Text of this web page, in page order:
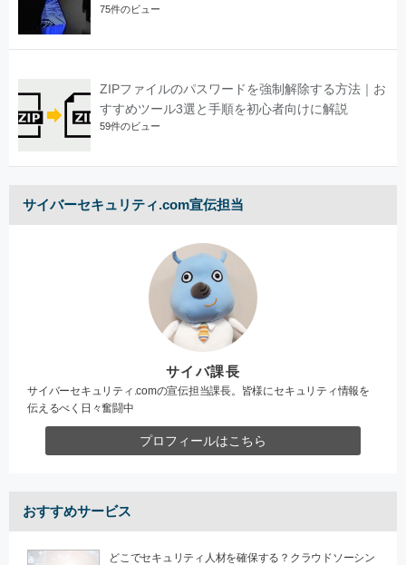
75件のビュー
ZIPファイルのパスワードを強制解除する方法｜お
すすめツール3選と手順を初心者向けに解説
59件のビュー
サイバーセキュリティ.com宣伝担当
サイバ課長
サイバーセキュリティ.comの宣伝担当課長。皆様にセキュリティ情報を
伝えるべく日々奮闘中
プロフィールはこちら
おすすめサービス
どこでセキュリティ人材を確保する？クラウドソーシン